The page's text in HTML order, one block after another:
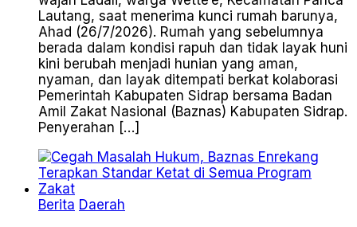
Lautang, saat menerima kunci rumah barunya,
Ahad (26/7/2026). Rumah yang sebelumnya
berada dalam kondisi rapuh dan tidak layak huni
kini berubah menjadi hunian yang aman,
nyaman, dan layak ditempati berkat kolaborasi
Pemerintah Kabupaten Sidrap bersama Badan
Amil Zakat Nasional (Baznas) Kabupaten Sidrap.
Penyerahan […]
Berita Daerah